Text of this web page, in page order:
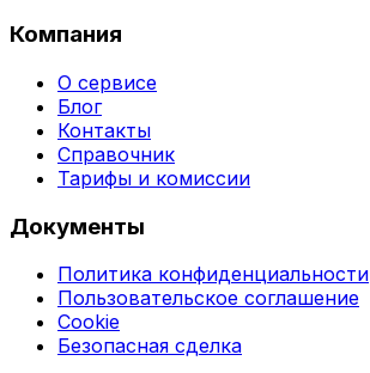
Компания
О сервисе
Блог
Контакты
Справочник
Тарифы и комиссии
Документы
Политика конфиденциальности
Пользовательское соглашение
Cookie
Безопасная сделка